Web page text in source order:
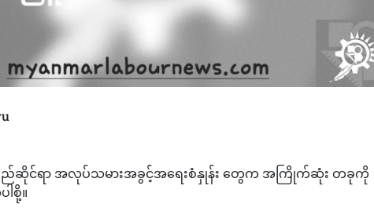
ည်ဆိုင်ရာ အလုပ်သမားအခွင့်အရေးစံနှုန်း တွေက အကြိုက်ဆုံး တခုကို
စို့။